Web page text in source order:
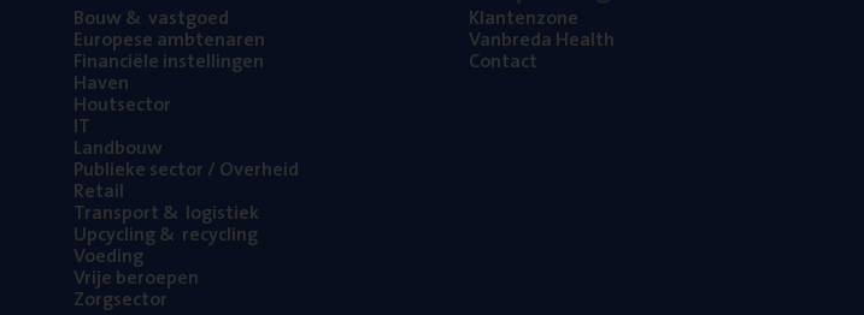
Bouw& vastgoed
Euro­pe­se ambtenaren
Finan­ci­ë­le instellingen
Haven
Hout­sec­tor
IT
Land­bouw
Publie­ke sec­tor / Overheid
Retail
Trans­port& logistiek
Upcy­cling& recycling
Voe­ding
Vrije beroe­pen
Zorg­sec­tor
Klan­ten­zo­ne
Van­b­re­da Health
Con­tact